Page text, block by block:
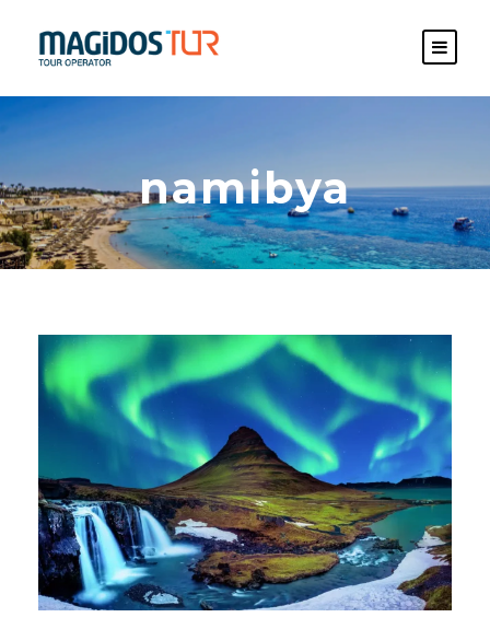
namibya